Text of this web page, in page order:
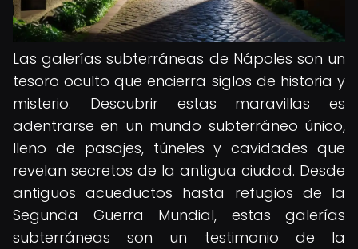
Las galerías subterráneas de Nápoles son un
tesoro oculto que encierra siglos de historia y
misterio. Descubrir estas maravillas es
adentrarse en un mundo subterráneo único,
lleno de pasajes, túneles y cavidades que
revelan secretos de la antigua ciudad. Desde
antiguos acueductos hasta refugios de la
Segunda Guerra Mundial, estas galerías
subterráneas son un testimonio de la